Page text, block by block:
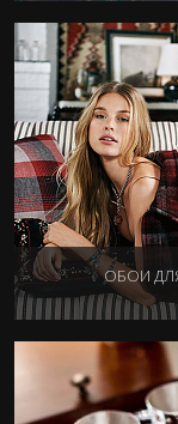
ОБОИ ДЛЯ